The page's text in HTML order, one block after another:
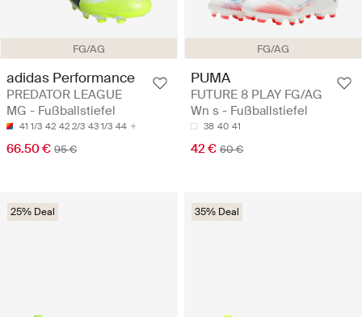
FG/AG
adidas Performance
PREDATOR LEAGUE
MG - Fußballstiefel
41 1/3 42 42 2/3 43 1/3 44
66.50 € 95 €
FG/AG
PUMA
FUTURE 8 PLAY FG/AG
Wn s - Fußballstiefel
38 40 41
42 € 60 €
25% Deal 35% Deal